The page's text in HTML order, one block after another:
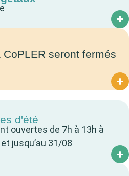
seront fermés
d'été
ouvertes de 7h à 13h à
jusqu’au 31/08